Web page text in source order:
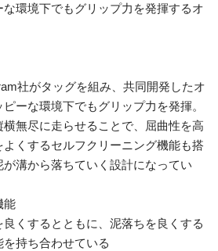
環境下でもグリップ力を発揮するオ
社がタッグを組み、共同開発したオ
ーな環境下でもグリップ力を発揮。
無尽に走らせることで、屈曲性を高
くするセルフクリーニング機能も搭
溝から落ちていく設計になってい
能
くするとともに、泥落ちを良くする
持ち合わせている